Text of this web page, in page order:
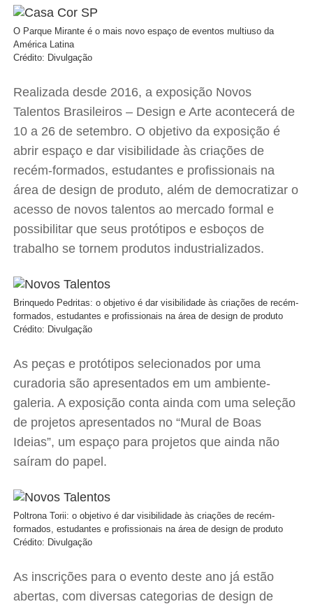
O Parque Mirante é o mais novo espaço de eventos multiuso da
América Latina
Crédito: Divulgação
Realizada desde 2016, a exposição Novos
Talentos Brasileiros – Design e Arte acontecerá de
10 a 26 de setembro. O objetivo da exposição é
abrir espaço e dar visibilidade às criações de
recém-formados, estudantes e profissionais na
área de design de produto, além de democratizar o
acesso de novos talentos ao mercado formal e
possibilitar que seus protótipos e esboços de
trabalho se tornem produtos industrializados.
Brinquedo Pedritas: o objetivo é dar visibilidade às criações de recém-
formados, estudantes e profissionais na área de design de produto
Crédito: Divulgação
As peças e protótipos selecionados por uma
curadoria são apresentados em um ambiente-
galeria. A exposição conta ainda com uma seleção
de projetos apresentados no “Mural de Boas
Ideias”, um espaço para projetos que ainda não
saíram do papel.
Poltrona Torii: o objetivo é dar visibilidade às criações de recém-
formados, estudantes e profissionais na área de design de produto
Crédito: Divulgação
As inscrições para o evento deste ano já estão
abertas, com diversas categorias de design de